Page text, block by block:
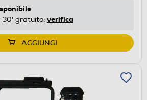
30' gratuito: verifica
AGGIUNGI